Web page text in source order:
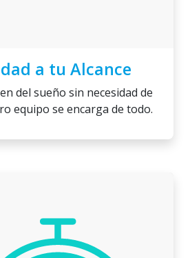
a tu Alcance
del sueño sin necesidad de
equipo se encarga de todo.